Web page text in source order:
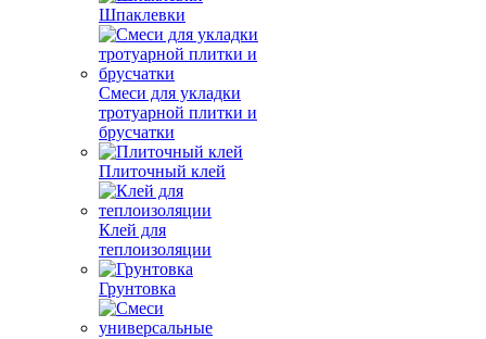
Шпаклевки
Смеси для укладки
тротуарной плитки и
брусчатки
Плиточный клей
Клей для
теплоизоляции
Грунтовка